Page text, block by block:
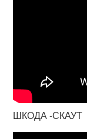
ШКОДА -СКАУТ